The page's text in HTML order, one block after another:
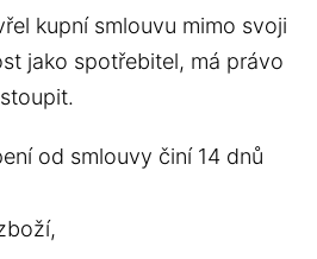
kupní smlouvu mimo svoji
jako spotřebitel, má právo
od smlouvy činí 14 dnů